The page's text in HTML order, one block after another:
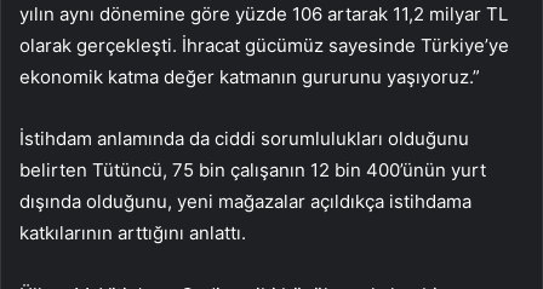
yılın aynı dönemine göre yüzde 106 artarak 11,2 milyar TL
olarak gerçekleşti. İhracat gücümüz sayesinde Türkiye’ye
ekonomik katma değer katmanın gururunu yaşıyoruz.”
İstihdam anlamında da ciddi sorumlulukları olduğunu
belirten Tütüncü, 75 bin çalışanın 12 bin 400’ünün yurt
dışında olduğunu, yeni mağazalar açıldıkça istihdama
katkılarının arttığını anlattı.